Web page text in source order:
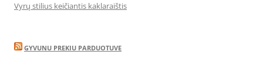
Vyrų stilius keičiantis kaklaraištis
GYVUNU PREKIU PARDUOTUVE